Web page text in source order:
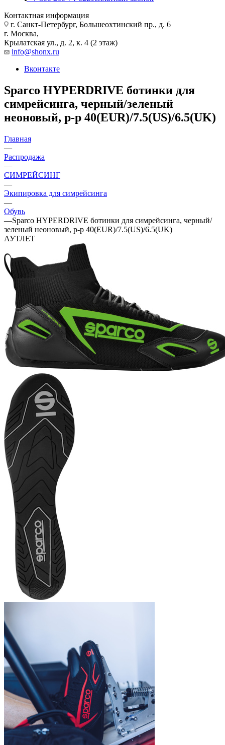
Контактная информация
г. Санкт-Петербург, Большеохтинский пр., д. 6
г. Москва,
Крылатская ул., д. 2, к. 4 (2 этаж)
info@shonx.ru
Вконтакте
Sparco HYPERDRIVE ботинки для
симрейсинга, черный/зеленый
неоновый, р-р 40(EUR)/7.5(US)/6.5(UK)
Главная
—
Распродажа
—
СИМРЕЙСИНГ
—
Экипировка для симрейсинга
—
Обувь
—Sparco HYPERDRIVE ботинки для симрейсинга, черный/
зеленый неоновый, р-р 40(EUR)/7.5(US)/6.5(UK)
АУТЛЕТ